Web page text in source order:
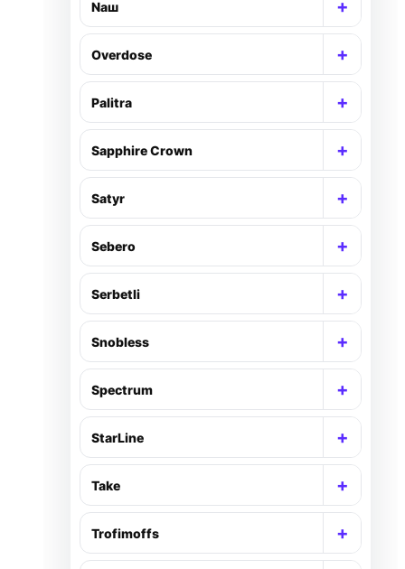
Nаш +
Overdose +
Palitra +
Sapphire Crown +
Satyr +
Sebero +
Serbetli +
Snobless +
Spectrum +
StarLine +
Take +
Trofimoffs +